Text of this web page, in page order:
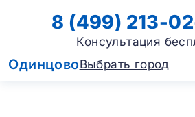
ОдинцовоВыбрать город
8 (499) 213-
Консультация